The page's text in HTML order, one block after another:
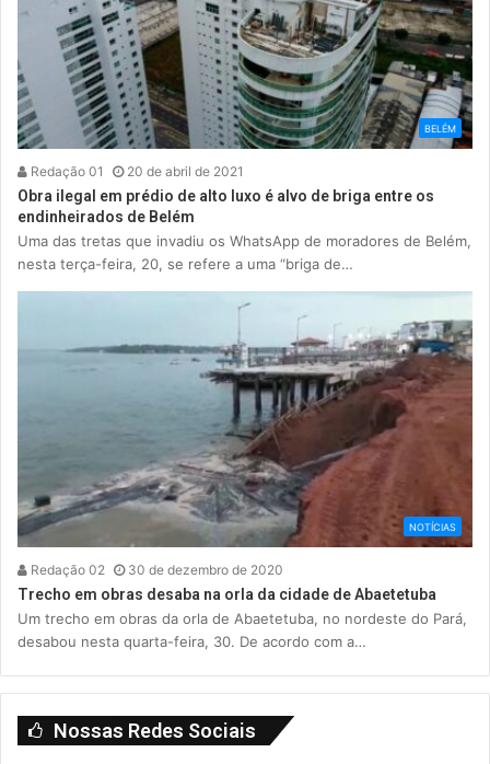
BELÉM
Redação 01 20 de abril de 2021
Obra ilegal em prédio de alto luxo é alvo de briga entre os
endinheirados de Belém
Uma das tretas que invadiu os WhatsApp de moradores de Belém,
nesta terça-feira, 20, se refere a uma “briga de…
NOTÍCIAS
Redação 02 30 de dezembro de 2020
Trecho em obras desaba na orla da cidade de Abaetetuba
Um trecho em obras da orla de Abaetetuba, no nordeste do Pará,
desabou nesta quarta-feira, 30. De acordo com a…
Nossas Redes Sociais